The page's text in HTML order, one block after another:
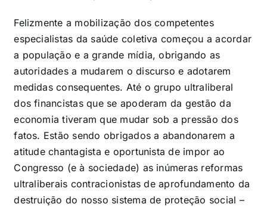
Felizmente a mobilização dos competentes
especialistas da saúde coletiva começou a acordar
a população e a grande mídia, obrigando as
autoridades a mudarem o discurso e adotarem
medidas consequentes. Até o grupo ultraliberal
dos financistas que se apoderam da gestão da
economia tiveram que mudar sob a pressão dos
fatos. Estão sendo obrigados a abandonarem a
atitude chantagista e oportunista de impor ao
Congresso (e à sociedade) as inúmeras reformas
ultraliberais contracionistas de aprofundamento da
destruição do nosso sistema de proteção social –